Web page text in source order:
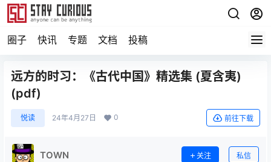
圈子 快讯 专题 文档 投稿
远方的时习：《古代中国》精选集 (夏含夷)
(pdf)
悦读 24年4月27日 0 前往下载
TOWN 关注 私信